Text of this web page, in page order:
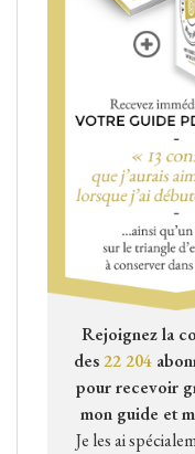
Rejoignez la
des22 204
pour recevoir
mon guide et
Je les ai